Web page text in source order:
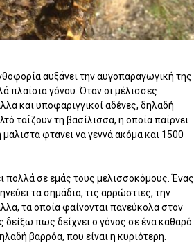
αυξάνει την αυγοπαραγωγική της
πλαίσια γόνου. Όταν οι μέλισσες
και υποφαριγγικοί αδένες, δηλαδή
ταΐζουν τη βασίλισσα, η οποία παίρνει
φτάνει να γεννά ακόμα και 1500
πολλά σε εμάς τους μελισσοκόμους. Ένας
τα σημάδια, τις αρρώστιες, την
τα οποία φαίνονται πανεύκολα στον
πως δείχνει ο γόνος σε ένα καθαρό
βαρρόα, που είναι η κυριότερη.